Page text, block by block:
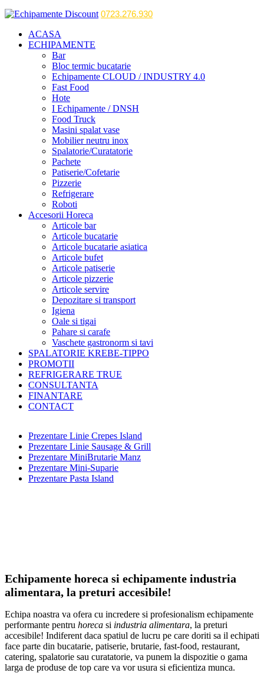
0723.276.930
ACASA
ECHIPAMENTE
Bar
Bloc termic bucatarie
Echipamente CLOUD / INDUSTRY 4.0
Fast Food
Hote
I Echipamente / DNSH
Food Truck
Masini spalat vase
Mobilier neutru inox
Spalatorie/Curatatorie
Pachete
Patiserie/Cofetarie
Pizzerie
Refrigerare
Roboti
Accesorii Horeca
Articole bar
Articole bucatarie
Articole bucatarie asiatica
Articole bufet
Articole patiserie
Articole pizzerie
Articole servire
Depozitare si transport
Igiena
Oale si tigai
Pahare si carafe
Vaschete gastronorm si tavi
SPALATORIE KREBE-TIPPO
PROMOTII
REFRIGERARE TRUE
CONSULTANTA
FINANTARE
CONTACT
Prezentare Linie Crepes Island
Prezentare Linie Sausage & Grill
Prezentare MiniBrutarie Manz
Prezentare Mini-Suparie
Prezentare Pasta Island
Echipamente horeca si echipamente industria
alimentara, la preturi accesibile!
Echipa noastra va ofera cu incredere si profesionalism echipamente
performante pentru horeca si industria alimentara, la preturi
accesibile! Indiferent daca spatiul de lucru pe care doriti sa il echipati
face parte din bucatarie, patiserie, brutarie, fast-food, restaurant,
catering, spalatorie sau curatatorie, va punem la dispozitie o gama
larga de produse de top care va vor usura si eficientiza munca.